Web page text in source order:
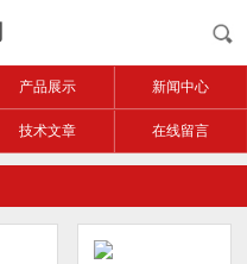
产品展示 新闻中心
技术文章 在线留言